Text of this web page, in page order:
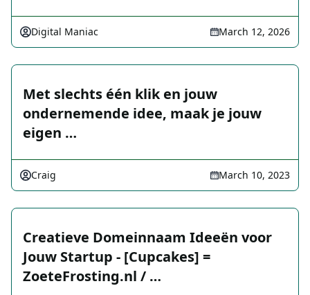
Digital Maniac March 12, 2026
Met slechts één klik en jouw
ondernemende idee, maak je jouw
eigen …
Craig March 10, 2023
Creatieve Domeinnaam Ideeën voor
Jouw Startup - [Cupcakes] =
ZoeteFrosting.nl / …